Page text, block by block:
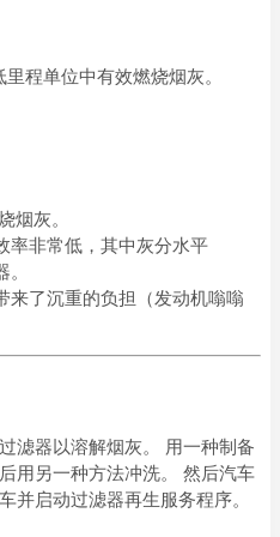
程单位中有效燃烧烟灰。
烟灰。
率非常低，其中灰分水平
来了沉重的负担（发动机嗡嗡
滤器以溶解烟灰。 用一种制备
用另一种方法冲洗。 然后汽车
并启动过滤器再生服务程序。